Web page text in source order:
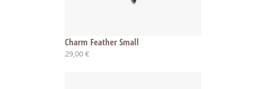
Charm Feather Small
29,00 €